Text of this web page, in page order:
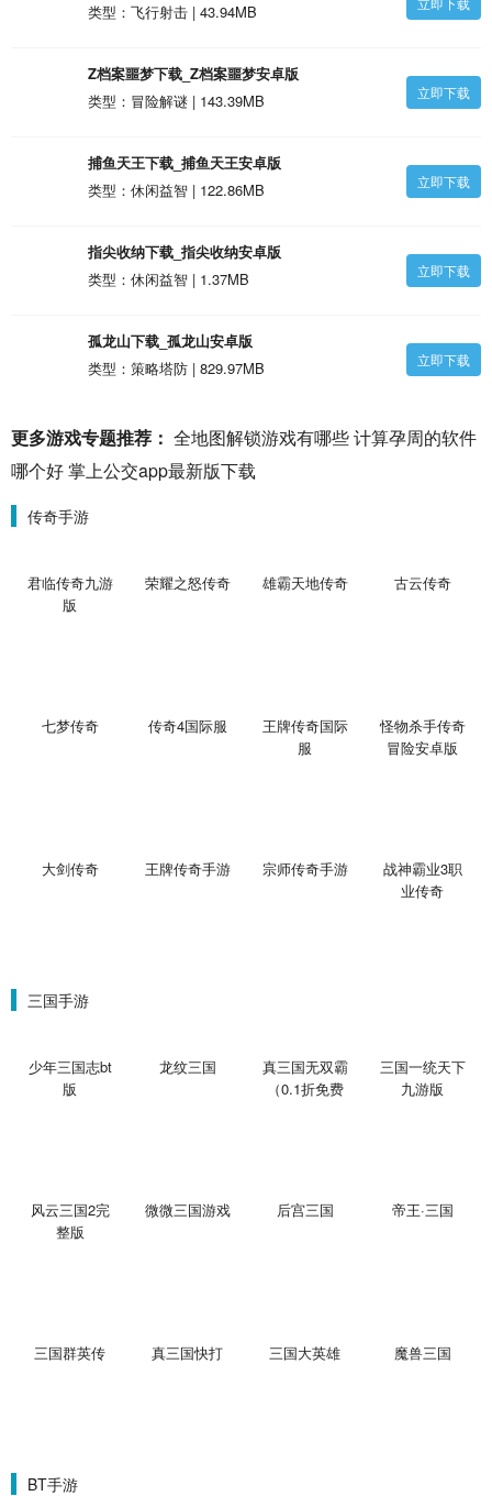
类型：飞行射击 | 43.94MB
Z档案噩梦下载_Z档案噩梦安卓版
类型：冒险解谜 | 143.39MB
立即下载
捕鱼天王下载_捕鱼天王安卓版
类型：休闲益智 | 122.86MB
立即下载
指尖收纳下载_指尖收纳安卓版
类型：休闲益智 | 1.37MB
立即下载
孤龙山下载_孤龙山安卓版
类型：策略塔防 | 829.97MB
立即下载
更多游戏专题推荐： 全地图解锁游戏有哪些计算孕周的软件
哪个好掌上公交app最新版下载
传奇手游
君临传奇九游
版
荣耀之怒传奇 雄霸天地传奇 古云传奇
七梦传奇 传奇4国际服
王牌传奇国际
服
怪物杀手传奇
冒险安卓版
大剑传奇 王牌传奇手游 宗师传奇手游
战神霸业3职
业传奇
三国手游
少年三国志bt
版
龙纹三国
真三国无双霸
（0.1折免费
三国一统天下
九游版
风云三国2完
整版
微微三国游戏 后宫三国 帝王·三国
三国群英传 真三国快打 三国大英雄 魔兽三国
BT手游